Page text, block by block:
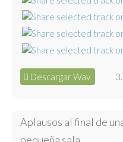
Descargar Wav
Aplausos al final de